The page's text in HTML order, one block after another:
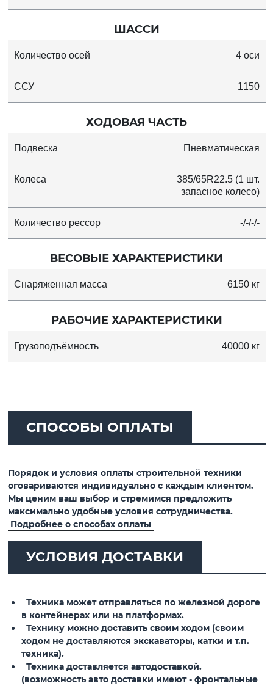
ШАССИ
Количество осей 4 оси
ССУ 1150
ХОДОВАЯ ЧАСТЬ
Подвеска Пневматическая
Колеса
385/65R22.5 (1 шт.
запасное колесо)
Количество рессор -/-/-/-
ВЕСОВЫЕ ХАРАКТЕРИСТИКИ
Снаряженная масса 6150 кг
РАБОЧИЕ ХАРАКТЕРИСТИКИ
Грузоподъёмность 40000 кг
СПОСОБЫ ОПЛАТЫ
Порядок и условия оплаты строительной техники
оговариваются индивидуально с каждым клиентом.
Мы ценим ваш выбор и стремимся предложить
максимально удобные условия сотрудничества.
Подробнее о способах оплаты
УСЛОВИЯ ДОСТАВКИ
Техника может отправляться по железной дороге
в контейнерах или на платформах.
Технику можно доставить своим ходом (своим
ходом не доставляются экскаваторы, катки и т.п.
техника).
Техника доставляется автодоставкой.
(возможность авто доставки имеют - фронтальные